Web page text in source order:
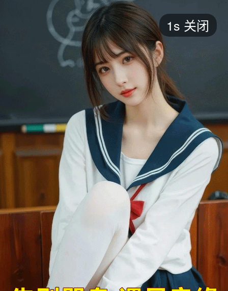
短剧
最热 添加 评分
都市 甜宠 逆袭 玄幻
2025 2024 2023 2022
全部 大陆 香港 台湾 美国 韩国 日本